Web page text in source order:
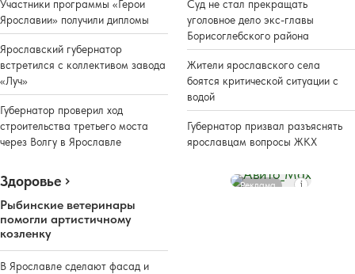
Участники программы «Герои
Ярославии» получили дипломы
Ярославский губернатор
встретился с коллективом завода
«Луч»
Губернатор проверил ход
строительства третьего моста
через Волгу в Ярославле
Суд не стал прекращать
уголовное дело экс-главы
Борисоглебского района
Жители ярославского села
боятся критической ситуации с
водой
Губернатор призвал разъяснять
ярославцам вопросы ЖКХ
Здоровье
Рыбинские ветеринары
помогли артистичному
козленку
В Ярославле сделают фасад и
Реклама